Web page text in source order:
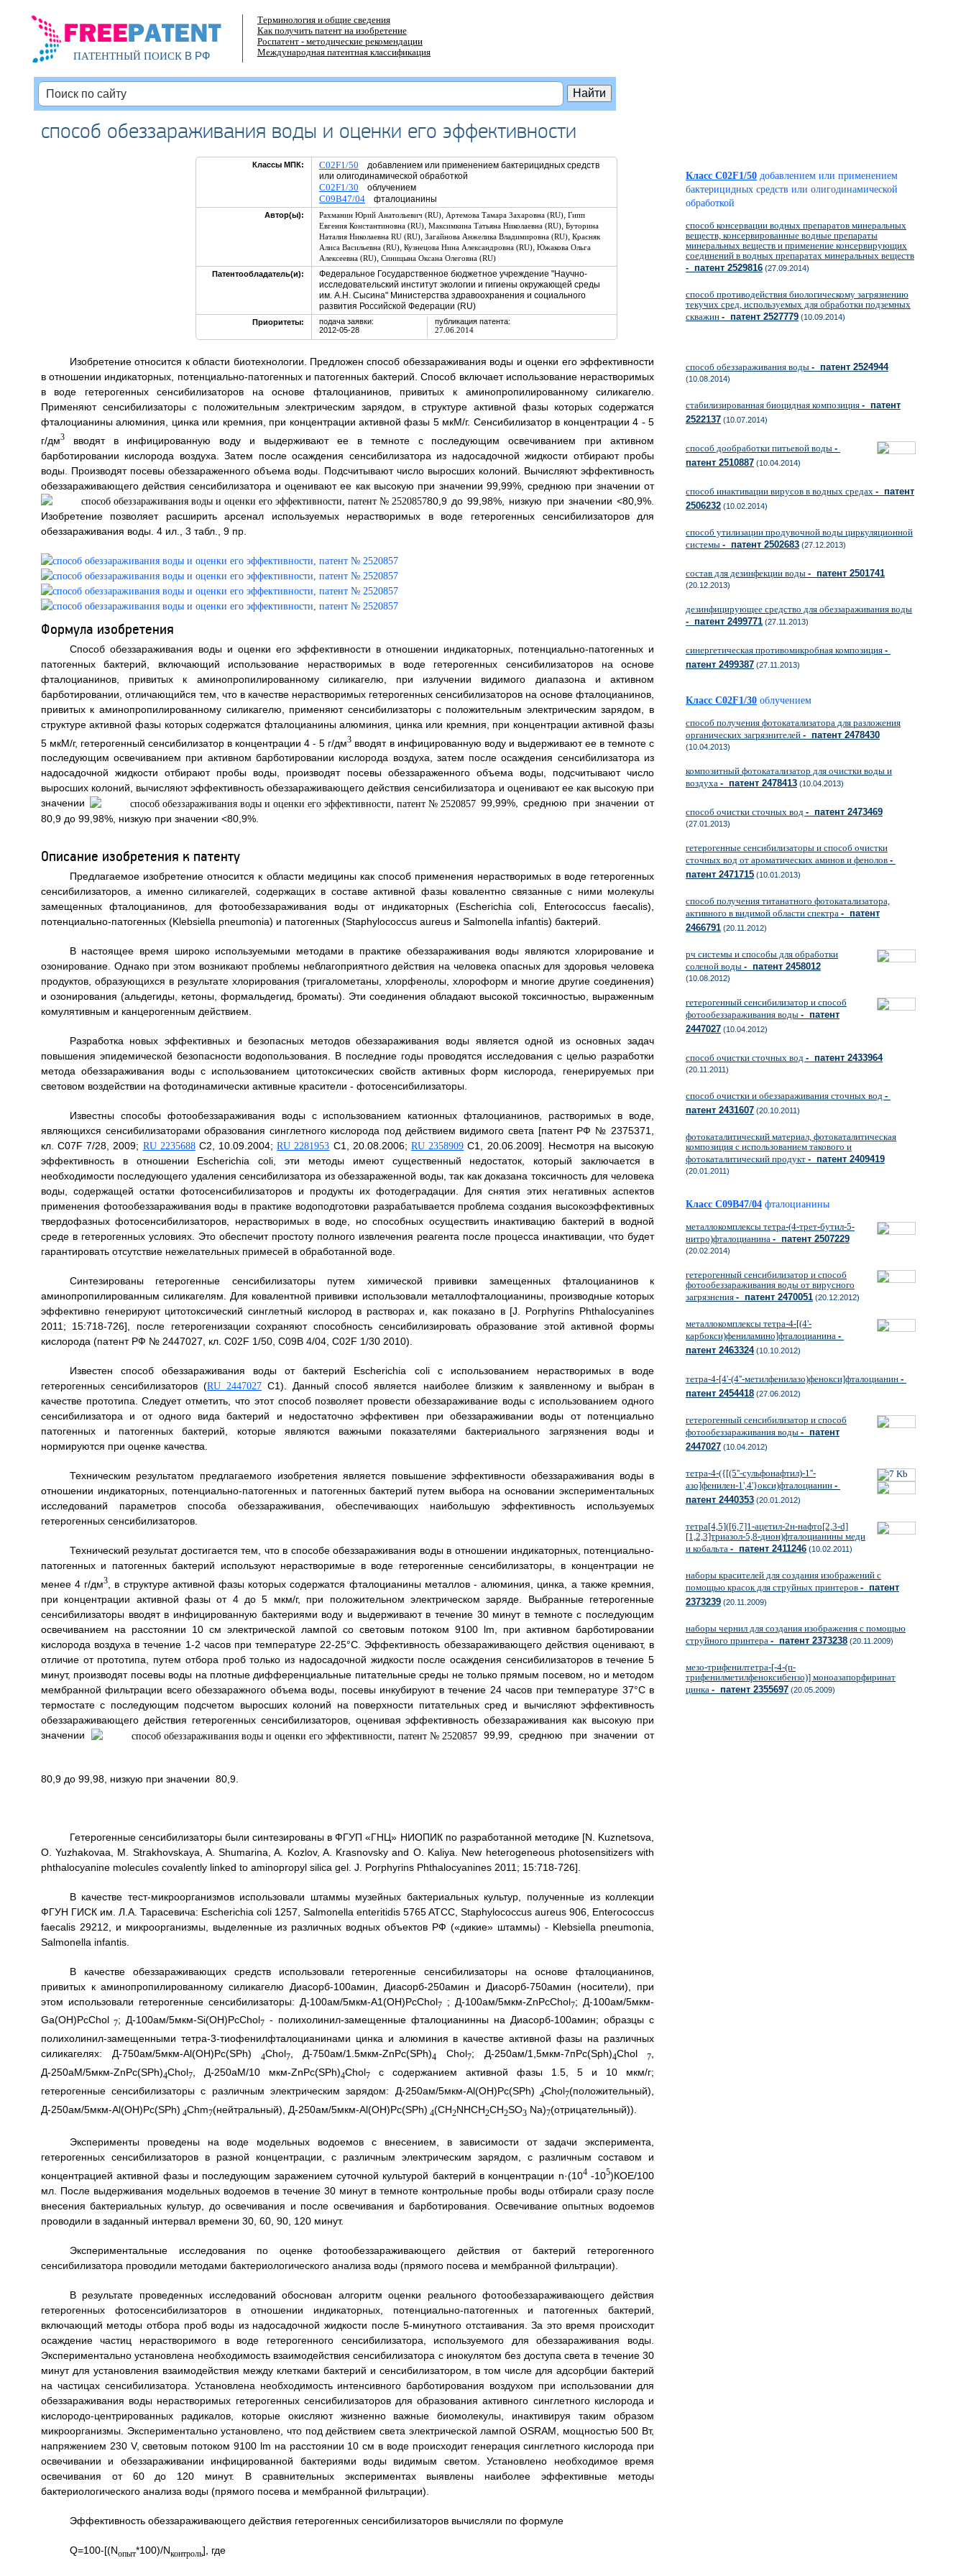
ПАТЕНТНЫЙ ПОИСКВ РФ
Терминология и общие сведения
Как получить патент на изобретение
Роспатент - методические рекомендации
Международная патентная классификация
способ обеззараживания воды и оценки его эффективности
Классы МПК: C02F1/50 добавлением или применением бактерицидных средств
или олигодинамической обработкой
C02F1/30 облучением
C09B47/04фталоцианины
Автор(ы): Рахманин Юрий Анатольевич (RU), Артемова Тамара Захаровна (RU), Гипп
Евгения Константиновна (RU), Максимкина Татьяна Николаевна (RU), Буторина
Наталия Николаевна RU (RU), Загайнова Анжелика Владимировна (RU), Красняк
Алиса Васильевна (RU), Кузнецова Нина Александровна (RU), Южакова Ольга
Алексеевна (RU), Синицына Оксана Олеговна (RU)
Патентообладатель(и):
Федеральное Государственное бюджетное учреждение "Научно-
исследовательский институт экологии и гигиены окружающей среды
им. А.Н. Сысина" Министерства здравоохранения и социального
развития Российской Федерации (RU)
Приоритеты:
подача заявки:
2012-05-28
публикация патента:
27.06.2014
Изобретение относится к области биотехнологии. Предложен способ обеззараживания воды и оценки его эффективности
в отношении индикаторных, потенциально-патогенных и патогенных бактерий. Способ включает использование нерастворимых
в воде гетерогенных сенсибилизаторов на основе фталоцианинов, привитых к аминопропилированному силикагелю.
Применяют сенсибилизаторы с положительным электрическим зарядом, в структуре активной фазы которых содержатся
фталоцианины алюминия, цинка или кремния, при концентрации активной фазы 5 мкМ/г. Сенсибилизатор в концентрации 4 - 5
г/дм3вводят в инфицированную воду и выдерживают ее в темноте с последующим освечиванием при активном
барботировании кислорода воздуха. Затем после осаждения сенсибилизатора из надосадочной жидкости отбирают пробы
воды. Производят посевы обеззараженного объема воды. Подсчитывают число выросших колоний. Вычисляют эффективность
обеззараживающего действия сенсибилизатора и оценивают ее как высокую при значении 99,99%, среднюю при значении от
80,9 до 99,98%, низкую при значении <80,9%.
Изобретение позволяет расширить арсенал используемых нерастворимых в воде гетерогенных сенсибилизаторов для
обеззараживания воды. 4 ил., 3 табл., 9 пр.
Формула изобретения
Способ обеззараживания воды и оценки его эффективности в отношении индикаторных, потенциально-патогенных и
патогенных бактерий, включающий использование нерастворимых в воде гетерогенных сенсибилизаторов на основе
фталоцианинов, привитых к аминопропилированному силикагелю, при излучении видимого диапазона и активном
барботировании, отличающийся тем, что в качестве нерастворимых гетерогенных сенсибилизаторов на основе фталоцианинов,
привитых к аминопропилированному силикагелю, применяют сенсибилизаторы с положительным электрическим зарядом, в
структуре активной фазы которых содержатся фталоцианины алюминия, цинка или кремния, при концентрации активной фазы
5 мкМ/г, гетерогенный сенсибилизатор в концентрации 4 - 5 г/дм3 вводят в инфицированную воду и выдерживают ее в темноте с
последующим освечиванием при активном барботировании кислорода воздуха, затем после осаждения сенсибилизатора из
надосадочной жидкости отбирают пробы воды, производят посевы обеззараженного объема воды, подсчитывают число
выросших колоний, вычисляют эффективность обеззараживающего действия сенсибилизатора и оценивают ее как высокую при
значении
99,99%, среднюю при значении от
80,9 до 99,98%, низкую при значении <80,9%.
Описание изобретения к патенту
Предлагаемое изобретение относится к области медицины как способ применения нерастворимых в воде гетерогенных
сенсибилизаторов, а именно силикагелей, содержащих в составе активной фазы ковалентно связанные с ними молекулы
замещенных фталоцианинов, для фотообеззараживания воды от индикаторных (Escherichia coli, Enterococcus faecalis),
потенциально-патогенных (Klebsiella pneumonia) и патогенных (Staphylococcus aureus и Salmonella infantis) бактерий.
В настоящее время широко используемыми методами в практике обеззараживания воды являются хлорирование и
озонирование. Однако при этом возникают проблемы неблагоприятного действия на человека опасных для здоровья человека
продуктов, образующихся в результате хлорирования (тригалометаны, хлорфенолы, хлороформ и многие другие соединения)
и озонирования (альдегиды, кетоны, формальдегид, броматы). Эти соединения обладают высокой токсичностью, выраженным
комулятивным и канцерогенным действием.
Разработка новых эффективных и безопасных методов обеззараживания воды является одной из основных задач
повышения эпидемической безопасности водопользования. В последние годы проводятся исследования с целью разработки
метода обеззараживания воды с использованием цитотоксических свойств активных форм кислорода, генерируемых при
световом воздействии на фотодинамически активные красители - фотосенсибилизаторы.
Известны способы фотообеззараживания воды с использованием катионных фталоцианинов, растворимых в воде,
являющихся сенсибилизаторами образования синглетного кислорода под действием видимого света [патент РФ № 2375371,
кл. C07F 7/28, 2009; RU 2235688С2, 10.09.2004;RU 2281953 С1, 20.08.2006;RU 2358909 С1, 20.06.2009]. Несмотря на высокую
эффективность в отношении Escherichia coli, эти методы имеют существенный недостаток, который заключается в
необходимости последующего удаления сенсибилизатора из обеззараженной воды, так как доказана токсичность для человека
воды, содержащей остатки фотосенсибилизаторов и продукты их фотодеградации. Для снятия этих негативных аспектов
применения фотообеззараживания воды в практике водоподготовки разрабатывается проблема создания высокоэффективных
твердофазных фотосенсибилизаторов, нерастворимых в воде, но способных осуществить инактивацию бактерий в водной
среде в гетерогенных условиях. Это обеспечит простоту полного извлечения реагента после процесса инактивации, что будет
гарантировать отсутствие нежелательных примесей в обработанной воде.
Синтезированы гетерогенные сенсибилизаторы путем химической прививки замещенных фталоцианинов к
аминопропилированным силикагелям. Для ковалентной прививки использовали металлофталоцианины, производные которых
эффективно генерируют цитотоксический синглетный кислород в растворах и, как показано в [J. Porphyrins Phthalocyanines
2011; 15:718-726], после гетерогенизации сохраняют способность сенсибилизировать образование этой активной формы
кислорода (патент РФ № 2447027, кл. C02F 1/50, C09B 4/04, C02F 1/30 2010).
Известен способ обеззараживания воды от бактерий Escherichia coli с использованием нерастворимых в воде
гетерогенных сенсибилизаторов (RU 2447027 С1). Данный способ является наиболее близким к заявленному и выбран в
качестве прототипа. Следует отметить, что этот способ позволяет провести обеззараживание воды с использованием одного
сенсибилизатора и от одного вида бактерий и недостаточно эффективен при обеззараживании воды от потенциально
патогенных и патогенных бактерий, которые являются важными показателями бактериального загрязнения воды и
нормируются при оценке качества.
Техническим результатом предлагаемого изобретения является повышение эффективности обеззараживания воды в
отношении индикаторных, потенциально-патогенных и патогенных бактерий путем выбора на основании экспериментальных
исследований параметров способа обеззараживания, обеспечивающих наибольшую эффективность используемых
гетерогенных сенсибилизаторов.
Технический результат достигается тем, что в способе обеззараживания воды в отношении индикаторных, потенциально-
патогенных и патогенных бактерий используют нерастворимые в воде гетерогенные сенсибилизаторы, в концентрации не
менее 4 г/дм3
, в структуре активной фазы которых содержатся фталоцианины металлов - алюминия, цинка, а также кремния,
при концентрации активной фазы от 4 до 5 мкм/г, при положительном электрическом заряде. Выбранные гетерогенные
сенсибилизаторы вводят в инфицированную бактериями воду и выдерживают в течение 30 минут в темноте с последующим
освечиванием на расстоянии 10 см электрической лампой со световым потоком 9100 lm, при активном барботировании
кислорода воздуха в течение 1-2 часов при температуре 22-25°C. Эффективность обеззараживающего действия оценивают, в
отличие от прототипа, путем отбора проб только из надосадочной жидкости после осаждения сенсибилизаторов в течение 5
минут, производят посевы воды на плотные дифференциальные питательные среды не только прямым посевом, но и методом
мембранной фильтрации всего обеззаражного объема воды, посевы инкубируют в течение 24 часов при температуре 37°C в
термостате с последующим подсчетом выросших колоний на поверхности питательных сред и вычисляют эффективность
обеззараживающего действия гетерогенных сенсибилизаторов, оценивая эффективность обеззараживания как высокую при
значении
99,99, среднюю при значении от
80,9 до 99,98, низкую при значении 80,9.
Гетерогенные сенсибилизаторы были синтезированы в ФГУП «ГНЦ» НИОПИК по разработанной методике [N. Kuznetsova,
О. Yuzhakovaa, М. Strakhovskaya, A. Shumarina, A. Kozlov, A. Krasnovsky and O. Kaliya. New heterogeneous photosensitizers with
phthalocyanine molecules covalently linked to aminopropyl silica gel. J. Porphyrins Phthalocyanines 2011; 15:718-726].
В качестве тест-микроорганизмов использовали штаммы музейных бактериальных культур, полученные из коллекции
ФГУН ГИСК им. Л.А. Тарасевича: Escherichia coli 1257, Salmonella enteritidis 5765 ATCC, Staphylococcus aureus 906, Enterococcus
faecalis 29212, и микроорганизмы, выделенные из различных водных объектов РФ («дикие» штаммы) - Klebsiella pneumonia,
Salmonella infantis.
В качестве обеззараживающих средств использовали гетерогенные сенсибилизаторы на основе фталоцианинов,
привитых к аминопропилированному силикагелю Диасорб-100амин, Диасорб-250амин и Диасорб-750амин (носители), при
этом использовали гетерогенные сенсибилизаторы: Д-100ам/5мкм-А1(ОН)PcChol7; Д-100ам/5мкм-ZnPcChol7; Д-100ам/5мкм-
Ga(OH)PcChol7; Д-100ам/5мкм-Si(ОН)PcChol7- полихолинил-замещенные фталоцианинны на Диасорб-100амин; образцы с
полихолинил-замещенными тетра-3-тиофенилфталоцианинами цинка и алюминия в качестве активной фазы на различных
силикагелях: Д-750ам/5мкм-Al(ОН)Pc(SPh) 4Chol7, Д-750ам/1.5мкм-ZnPc(SPh)4 Chol7; Д-250ам/1,5мкм-7пРс(Sph)4Chol 7
Д-250aM/5мкм-ZnPc(SPh)4Chol7, Д-250aM/10 мкм-ZnPc(SPh)4Chol7с содержанием активной фазы 1.5, 5 и 10 мкм/г;
гетерогенные сенсибилизаторы с различным электрическим зарядом: Д-250ам/5мкм-Аl(ОН)Рс(SPh) 4Chol7(положительный),
Д-250ам/5мкм-Al(OH)Pc(SPh) 4Chm7(нейтральный), Д-250ам/5мкм-Al(ОН)Рс(SPh) 4(CH2NHCH2CH2SO3Na)7(отрицательный)).
Эксперименты проведены на воде модельных водоемов с внесением, в зависимости от задачи эксперимента,
гетерогенных сенсибилизаторов в разной концентрации, с различным электрическим зарядом, с различным составом и
концентрацией активной фазы и последующим заражением суточной культурой бактерий в концентрации n·(104-105)КОЕ/100
мл. После выдерживания модельных водоемов в течение 30 минут в темноте контрольные пробы воды отбирали сразу после
внесения бактериальных культур, до освечивания и после освечивания и барботирования. Освечивание опытных водоемов
проводили в заданный интервал времени 30, 60, 90, 120 минут.
Экспериментальные исследования по оценке фотообеззараживающего действия от бактерий гетерогенного
сенсибилизатора проводили методами бактериологического анализа воды (прямого посева и мембранной фильтрации).
В результате проведенных исследований обоснован алгоритм оценки реального фотообеззараживающего действия
гетерогенных фотосенсибилизаторов в отношении индикаторных, потенциально-патогенных и патогенных бактерий,
включающий методы отбора проб воды из надосадочной жидкости после 5-минутного отстаивания. За это время происходит
осаждение частиц нерастворимого в воде гетерогенного сенсибилизатора, используемого для обеззараживания воды.
Экспериментально установлена необходимость взаимодействия сенсибилизатора с инокулятом без доступа света в течение 30
минут для установления взаимодействия между клетками бактерий и сенсибилизатором, в том числе для адсорбции бактерий
на частицах сенсибилизатора. Установлена необходимость интенсивного барботирования воздухом при использовании для
обеззараживания воды нерастворимых гетерогенных сенсибилизаторов для образования активного синглетного кислорода и
кислородо-центрированных радикалов, которые окисляют жизненно важные биомолекулы, инактивируя таким образом
микроорганизмы. Экспериментально установлено, что под действием света электрической лампой OSRAM, мощностью 500 Вт,
напряжением 230 V, световым потоком 9100 lm на расстоянии 10 см в воде происходит генерация синглетного кислорода при
освечивании и обеззараживании инфицированной бактериями воды видимым светом. Установлено необходимое время
освечивания от 60 до 120 минут. В сравнительных экспериментах выявлены наиболее эффективные методы
бактериологического анализа воды (прямого посева и мембранной фильтрации).
Эффективность обеззараживающего действия гетерогенных сенсибилизаторов вычисляли по формуле
Q=100-[(Nопыт*100)/Nконтроль], где
Класс C02F1/50 добавлением или применением
бактерицидных средств или олигодинамической
обработкой
способ консервации водных препаратов минеральных
веществ, консервированные водные препараты
минеральных веществ и применение консервирующих
соединений в водных препаратах минеральных веществ
- патент 2529816 (27.09.2014)
способ противодействия биологическому загрязнению
текучих сред, используемых для обработки подземных
скважин - патент 2527779 (10.09.2014)
способ обеззараживания воды - патент 2524944
(10.08.2014)
стабилизированная биоцидная композиция - патент
2522137 (10.07.2014)
способ дообработки питьевой воды -
патент 2510887 (10.04.2014)
способ инактивации вирусов в водных средах - патент
2506232 (10.02.2014)
способ утилизации продувочной воды циркуляционной
системы - патент 2502683 (27.12.2013)
состав для дезинфекции воды - патент 2501741
(20.12.2013)
дезинфицирующее средство для обеззараживания воды
- патент 2499771 (27.11.2013)
синергетическая противомикробная композиция -
патент 2499387 (27.11.2013)
Класс C02F1/30 облучением
способ получения фотокатализатора для разложения
органических загрязнителей - патент 2478430
(10.04.2013)
композитный фотокатализатор для очистки воды и
воздуха - патент 2478413 (10.04.2013)
способ очистки сточных вод - патент 2473469
(27.01.2013)
гетерогенные сенсибилизаторы и способ очистки
сточных вод от ароматических аминов и фенолов -
патент 2471715 (10.01.2013)
способ получения титанатного фотокатализатора,
активного в видимой области спектра - патент
2466791 (20.11.2012)
рч системы и способы для обработки
соленой воды - патент 2458012
(10.08.2012)
гетерогенный сенсибилизатор и способ
фотообеззараживания воды - патент
2447027 (10.04.2012)
способ очистки сточных вод - патент 2433964
(20.11.2011)
способ очистки и обеззараживания сточных вод -
патент 2431607 (20.10.2011)
фотокаталитический материал, фотокаталитическая
композиция с использованием такового и
фотокаталитический продукт - патент 2409419
(20.01.2011)
Класс C09B47/04 фталоцианины
металлокомплексы тетра-(4-трет-бутил-5-
нитро)фталоцианина - патент 2507229
(20.02.2014)
гетерогенный сенсибилизатор и способ
фотообеззараживания воды от вирусного
загрязнения - патент 2470051 (20.12.2012)
металлокомплексы тетра-4-[(4'-
карбокси)фениламино]фталоцианина -
патент 2463324(10.10.2012)
тетра-4-[4'-(4''-метилфенилазо)фенокси]фталоцианин -
патент 2454418 (27.06.2012)
гетерогенный сенсибилизатор и способ
фотообеззараживания воды - патент
2447027 (10.04.2012)
тетра-4-({[(5''-сульфонафтил)-1''-
азо]фенилен-1',4'}окси)фталоцианин -
патент 2440353 (20.01.2012)
тетра[4,5]([6,7]1-ацетил-2н-нафто[2,3-d]
[1,2,3]триазол-5,8-дион)фталоцианины меди
и кобальта - патент 2411246 (10.02.2011)
наборы красителей для создания изображений с
помощью красок для струйных принтеров - патент
2373239 (20.11.2009)
наборы чернил для создания изображения с помощью
струйного принтера - патент 2373238 (20.11.2009)
мезо-трифенилтетра-[-4-(п-
трифенилметилфеноксибензо)] моноазапорфиринат
цинка - патент 2355697 (20.05.2009)